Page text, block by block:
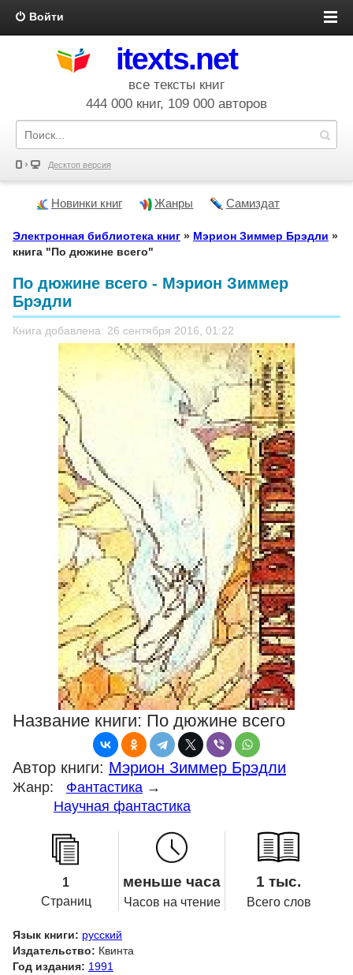
Войти
itexts.net
все тексты книг
444 000 книг, 109 000 авторов
Десктоп версия
Новинки книг Жанры Самиздат
Электронная библиотека книг » Мэрион Зиммер Брэдли »
книга "По дюжине всего"
По дюжине всего - Мэрион Зиммер
Брэдли
Книга добавлена: 26 сентября 2016, 01:22
Название книги: По дюжине всего
Автор книги: Мэрион Зиммер Брэдли
Жанр: Фантастика →
Научная фантастика
1
Страниц
меньше часа
Часов на чтение
1 тыс.
Всего слов
Язык книги: русский
Издательство: Квинта
Год издания: 1991